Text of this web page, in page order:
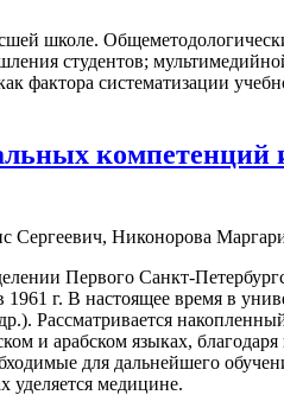
школе.
студентов;
фактора систематизации
компетенций
Сергеевич, Никонорова
Первого Санкт-
г. В настоящее время в
и арабском языках,
для дальнейшего
уделяется медицине.